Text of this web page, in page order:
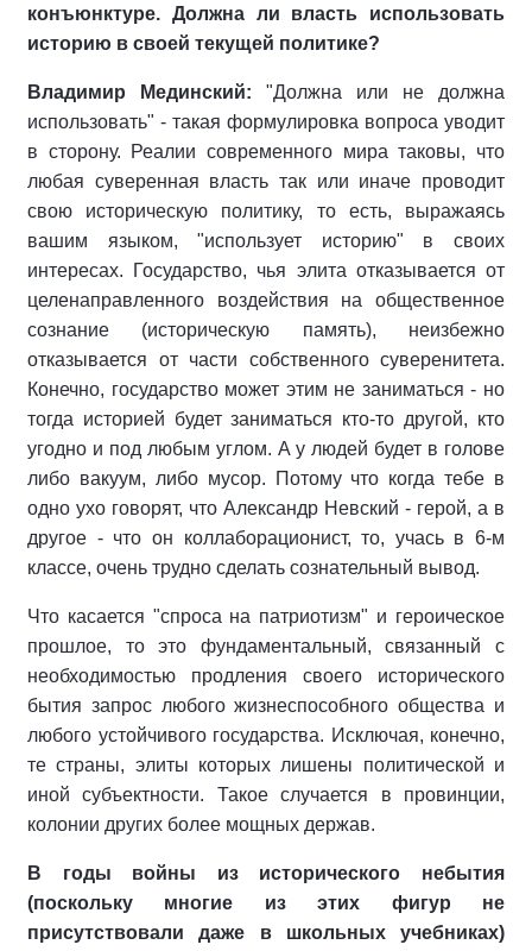
конъюнктуре. Должна ли власть использовать
историю в своей текущей политике?
Владимир Мединский: "Должна или не должна
использовать" - такая формулировка вопроса уводит
в сторону. Реалии современного мира таковы, что
любая суверенная власть так или иначе проводит
свою историческую политику, то есть, выражаясь
вашим языком, "использует историю" в своих
интересах. Государство, чья элита отказывается от
целенаправленного воздействия на общественное
сознание (историческую память), неизбежно
отказывается от части собственного суверенитета.
Конечно, государство может этим не заниматься - но
тогда историей будет заниматься кто-то другой, кто
угодно и под любым углом. А у людей будет в голове
либо вакуум, либо мусор. Потому что когда тебе в
одно ухо говорят, что Александр Невский - герой, а в
другое - что он коллаборационист, то, учась в 6-м
классе, очень трудно сделать сознательный вывод.
Что касается "спроса на патриотизм" и героическое
прошлое, то это фундаментальный, связанный с
необходимостью продления своего исторического
бытия запрос любого жизнеспособного общества и
любого устойчивого государства. Исключая, конечно,
те страны, элиты которых лишены политической и
иной субъектности. Такое случается в провинции,
колонии других более мощных держав.
В годы войны из исторического небытия
(поскольку многие из этих фигур не
присутствовали даже в школьных учебниках)